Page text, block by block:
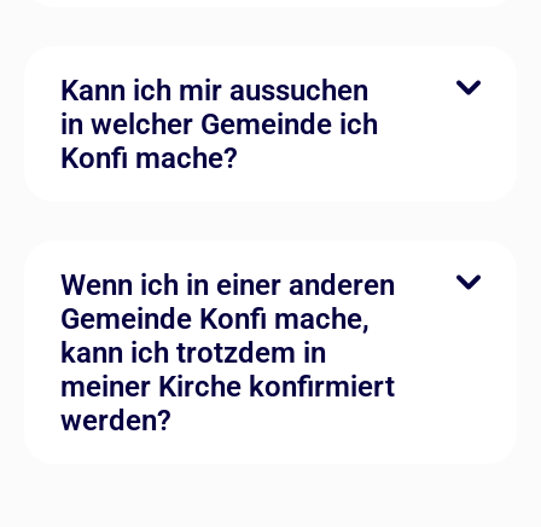
Kann ich mir aussuchen
in welcher Gemeinde ich
Konfi mache?
Wenn ich in einer anderen
Gemeinde Konfi mache,
kann ich trotzdem in
meiner Kirche konfirmiert
werden?